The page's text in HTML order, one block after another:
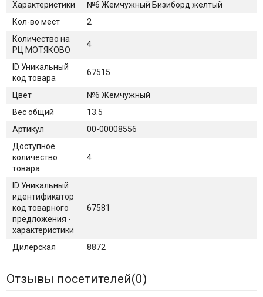
Характеристики
№6 Жемчужный Бизиборд желтый
Кол-во мест
2
Количество на
РЦ МОТЯКОВО
4
ID Уникальный
код товара
67515
Цвет
№6 Жемчужный
Вес общий
13.5
Артикул
00-00008556
Доступное
количество
товара
4
ID Уникальный
идентификатор
код товарного
предложения -
характеристики
67581
Дилерская 8872
Отзывы посетителей(0)